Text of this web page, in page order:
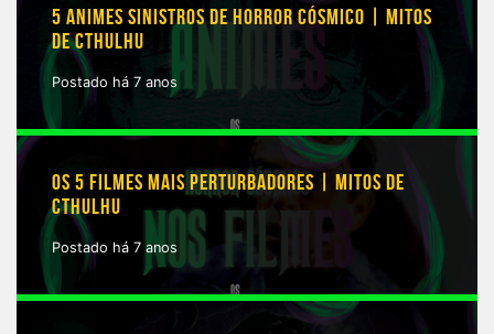
5 ANIMES SINISTROS DE HORROR CÓSMICO | MITOS
DE CTHULHU
Postado há 7 anos
OS 5 FILMES MAIS PERTURBADORES | MITOS DE
CTHULHU
Postado há 7 anos